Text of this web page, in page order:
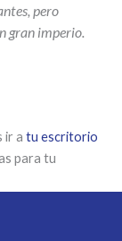
pero
gran imperio.
ir a tu escritorio
para tu